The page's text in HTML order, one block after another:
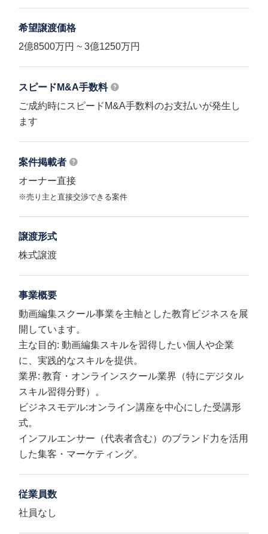
希望譲渡価格
2億8500万円 ~ 3億1250万円
スピードM&A手数料
ご成約時にスピードM&A手数料のお支払いが発生し
ます
案件掲載者
オーナー直接
※売り主と直接交渉できる案件
譲渡形式
株式譲渡
事業概要
動画編集スクール事業を主軸とした教育ビジネスを展
開しています。
主な目的: 動画編集スキルを習得したい個人や企業
に、実践的なスキルを提供。
業界: 教育・オンラインスクール業界（特にデジタル
スキル習得分野）。
ビジネスモデル:オンライン講座を中心にした受講形
式。
インフルエンサー（代表者含む）のブランド力を活用
した集客・マーケティング。
従業員数
社員なし